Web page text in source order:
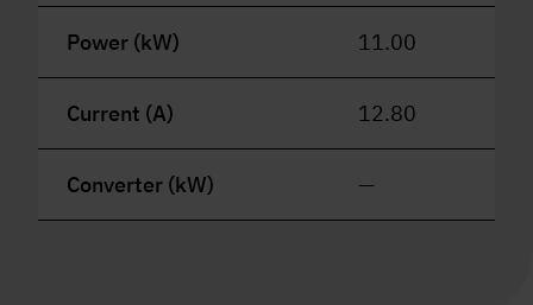
Power (kW) 11.00
Current (A) 12.80
Converter (kW) —